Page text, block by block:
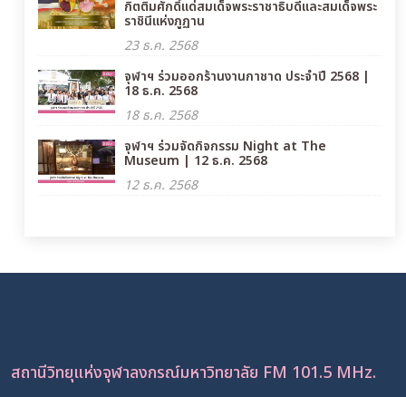
กิตติมศักดิ์แด่สมเด็จพระราชาธิบดีและสมเด็จพระ
ราชินีแห่งภูฏาน
23 ธ.ค. 2568
จุฬาฯ ร่วมออกร้านงานกาชาด ประจำปี 2568 |
18 ธ.ค. 2568
18 ธ.ค. 2568
จุฬาฯ ร่วมจัดกิจกรรม Night at The
Museum | 12 ธ.ค. 2568
12 ธ.ค. 2568
สถานีวิทยุแห่งจุฬาลงกรณ์มหาวิทยาลัย FM 101.5 MHz.